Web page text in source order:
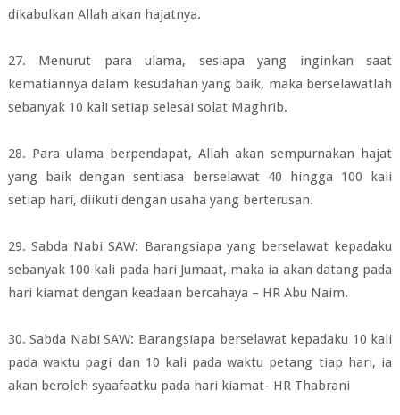
dikabulkan Allah akan hajatnya.
27. Menurut para ulama, sesiapa yang inginkan saat
kematiannya dalam kesudahan yang baik, maka berselawatlah
sebanyak 10 kali setiap selesai solat Maghrib.
28. Para ulama berpendapat, Allah akan sempurnakan hajat
yang baik dengansentiasa berselawat 40 hingga 100 kali
setiap hari, diikuti dengan usaha yang berterusan.
29. Sabda Nabi SAW: Barangsiapa yang berselawat kepadaku
sebanyak 100 kali pada hari Jumaat, maka ia akan datang pada
hari kiamat dengan keadaan bercahaya – HR Abu Naim.
30. Sabda Nabi SAW: Barangsiapa berselawat kepadaku 10 kali
pada waktu pagi dan 10 kali pada waktu petang tiap hari, ia
akan beroleh syaafaatku pada hari kiamat- HR Thabrani